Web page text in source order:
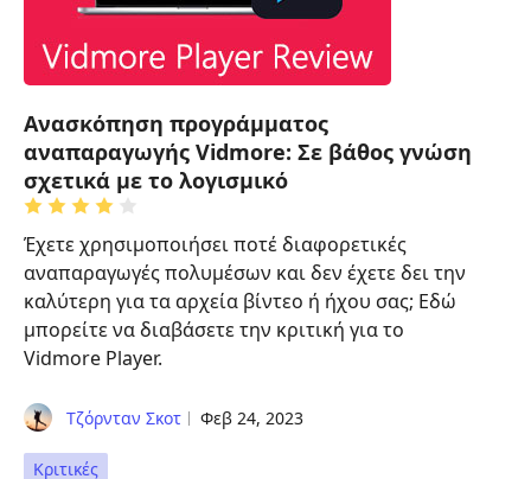
Ανασκόπηση προγράμματος
αναπαραγωγής Vidmore: Σε βάθος γνώση
σχετικά με το λογισμικό
Έχετε χρησιμοποιήσει ποτέ διαφορετικές
αναπαραγωγές πολυμέσων και δεν έχετε δει την
καλύτερη για τα αρχεία βίντεο ή ήχου σας; Εδώ
μπορείτε να διαβάσετε την κριτική για το
Vidmore Player.
Τζόρνταν Σκοτ Φεβ 24, 2023
Κριτικές